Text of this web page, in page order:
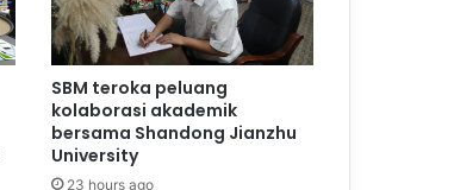
SBM teroka peluang
kolaborasi akademik
bersama Shandong Jianzhu
University
23 hours ago